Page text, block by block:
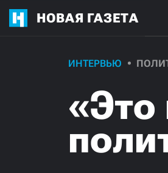
НОВАЯ ГАЗЕТА
ИНТЕРВЬЮ